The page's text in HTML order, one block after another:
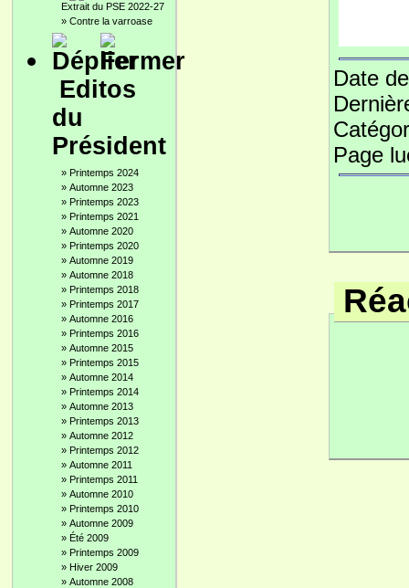
Extrait du PSE 2022-27
» Contre la varroase
Editos
du
Président
» Printemps 2024
» Automne 2023
» Printemps 2023
» Printemps 2021
» Automne 2020
» Printemps 2020
» Automne 2019
» Automne 2018
» Printemps 2018
» Printemps 2017
» Automne 2016
» Printemps 2016
» Automne 2015
» Printemps 2015
» Automne 2014
» Printemps 2014
» Automne 2013
» Printemps 2013
» Automne 2012
» Printemps 2012
» Automne 2011
» Printemps 2011
» Automne 2010
» Printemps 2010
» Automne 2009
» Été 2009
» Printemps 2009
» Hiver 2009
» Automne 2008
Date
Page